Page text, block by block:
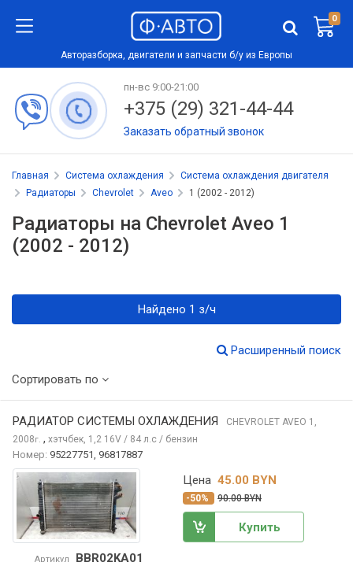
0
Авторазборка, двигатели и запчасти б/у из Европы
пн-вс 9:00-21:00
+375 (29) 321-44-44
Заказать обратный звонок
Главная Система охлаждения
Система охлаждения двигателя
Радиаторы
Chevrolet Aveo 1 (2002 - 2012)
Радиаторы на Chevrolet Aveo 1
(2002 - 2012)
Найдено 1 з/ч
Расширенный поиск
Сортировать по
РАДИАТОР СИСТЕМЫ ОХЛАЖДЕНИЯ CHEVROLET AVEO 1,
2008г. , хэтчбек, 1,2 16V / 84 л.с / бензин
Номер: 95227751, 96817887
Артикул BBR02KA01
Цена 45.00 BYN
-50% 90.00 BYN
Купить